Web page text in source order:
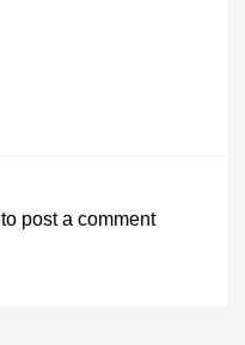
to post a comment.